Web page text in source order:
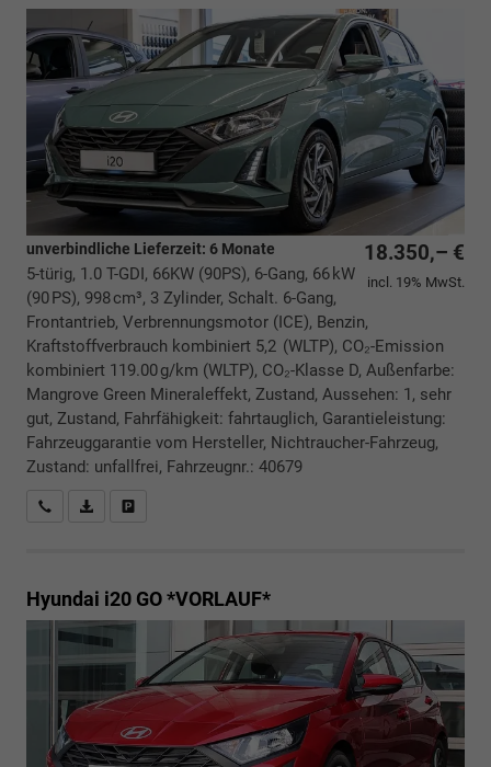
18.350,– €
incl. 19% MwSt.
unverbindliche Lieferzeit: 6 Monate
5-türig, 1.0 T-GDI, 66KW (90PS), 6-Gang, 66 kW
(90 PS), 998 cm³, 3 Zylinder, Schalt. 6-Gang,
Frontantrieb, Verbrennungsmotor (ICE), Benzin,
Kraftstoffverbrauch kombiniert 5,2 (WLTP), CO₂-Emission
kombiniert 119.00 g/km (WLTP), CO₂-Klasse D, Außenfarbe:
Mangrove Green Mineraleffekt, Zustand, Aussehen: 1, sehr
gut, Zustand, Fahrfähigkeit: fahrtauglich, Garantieleistung:
Fahrzeuggarantie vom Hersteller, Nichtraucher-Fahrzeug,
Zustand: unfallfrei, Fahrzeugnr.: 40679
Rückrufbitte absenden
PDF-Datei, Fahrzeugexposé drucken
Hyundai i20 GO *VORLAUF*